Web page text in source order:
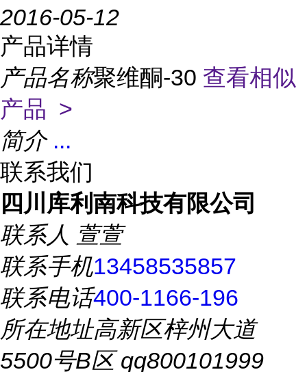
2016-05-12
产品详情
产品名称聚维酮-30 查看相似
产品 >
简介 ...
联系我们
四川库利南科技有限公司
联系人 萱萱
联系手机13458535857
联系电话400-1166-196
所在地址高新区梓州大道
5500号B区 qq800101999